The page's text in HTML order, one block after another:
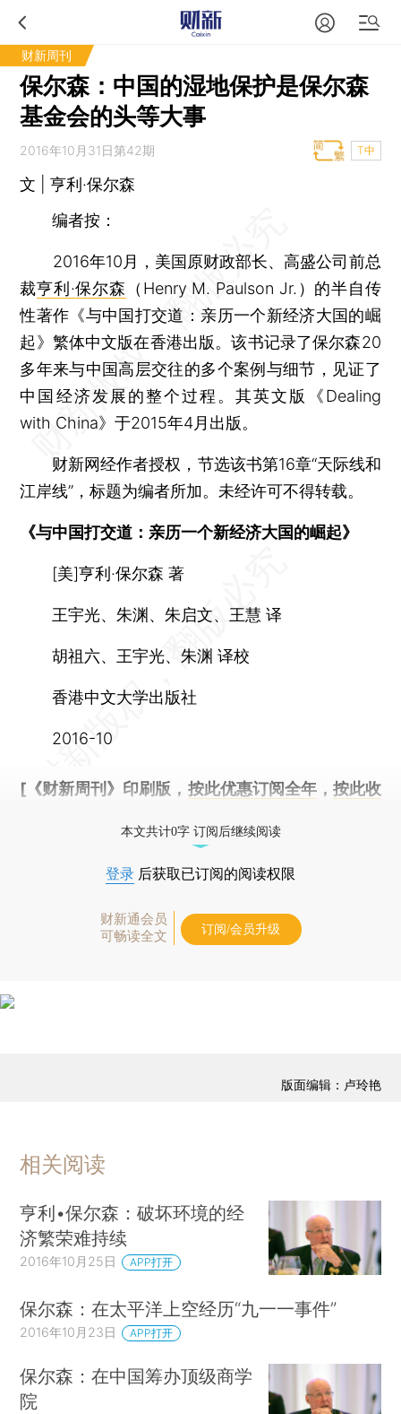
财新周刊
保尔森：中国的湿地保护是保尔森
基金会的头等大事
2016年10月31日第42期 T中
文 | 亨利·保尔森
编者按：
2016年10月，美国原财政部长、高盛公司前总
裁亨利·保尔森 （Henry M. Paulson Jr.）的半自传
性著作《与中国打交道：亲历一个新经济大国的崛
起》繁体中文版在香港出版。该书记录了保尔森20
多年来与中国高层交往的多个案例与细节，见证了
中国经济发展的整个过程。其英文版《Dealing
with China》于2015年4月出版。
财新网经作者授权，节选该书第16章“天际线和
江岸线”，标题为编者所加。未经许可不得转载。
《与中国打交道：亲历一个新经济大国的崛起》
[美]亨利·保尔森 著
王宇光、朱渊、朱启文、王慧 译
胡祖六、王宇光、朱渊 译校
香港中文大学出版社
2016-10
[《财新周刊》印刷版， 按此优惠订阅全年， 按此收
本文共计0字 订阅后继续阅读
登录 后获取已订阅的阅读权限
财新通会员
可畅读全文
订阅/会员升级
版面编辑：卢玲艳
相关阅读
亨利•保尔森：破坏环境的经
济繁荣难持续
2016年10月25日 APP打开
保尔森：在太平洋上空经历“九一一事件”
2016年10月23日 APP打开
保尔森：在中国筹办顶级商学
院